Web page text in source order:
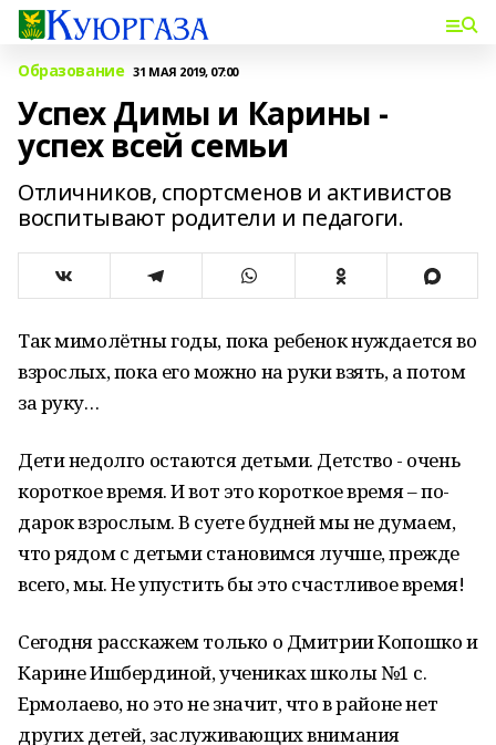
Образование 31 МАЯ 2019, 07:00
Успех Димы и Карины -
успех всей семьи
Отличников, спортсменов и активистов
воспитывают родители и педагоги.
Так мимолётны годы, пока ребенок нуждает­ся во
взрослых, пока его можно на руки взять, а потом
за руку…
Дети недолго остаются деть­ми. Детство - очень
короткое вре­мя. И вот это короткое время – по­
дарок взрослым. В суете будней мы не думаем,
что рядом с детьми становимся лучше, прежде
всего, мы. Не упустить бы это счастли­вое время!
Сегодня расскажем только о Дмитрии Копошко и
Карине Иш­бердиной, учениках школы №1 с.
Ермолаево, но это не значит, что в районе нет
других детей, заслужи­вающих внимания